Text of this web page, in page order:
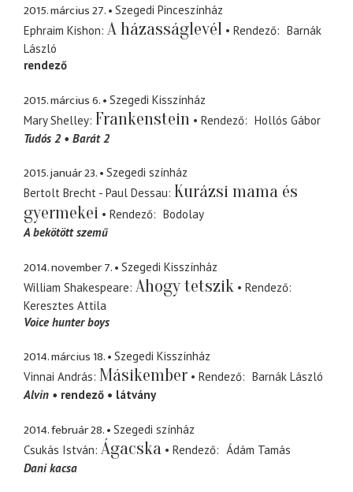
2015. március 27.
Szegedi Pinceszínház
Ephraim Kishon A házasságlevél Rendező
Barnák
László
rendező
2015. március 6.
Szegedi Kisszínház
Mary Shelley Frankenstein Rendező
Hollós Gábor
Tudós 2
Barát 2
2015. január 23.
Szegedi színház
Bertolt Brecht - Paul Dessau Kurázsi mama és
gyermekei
Rendező
Bodolay
A bekötött szemű
2014. november 7.
Szegedi Kisszínház
William Shakespeare Ahogy tetszik
Rendező
Keresztes Attila
Voice hunter boys
2014. március 18.
Szegedi Kisszínház
Vinnai András Másikember Rendező
Barnák László
Alvin
rendező látvány
2014. február 28.
Szegedi színház
Csukás István Ágacska Rendező
Ádám Tamás
Dani kacsa